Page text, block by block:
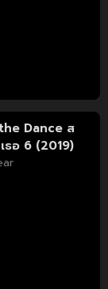
Dance ส
ธอ 6 (2019)